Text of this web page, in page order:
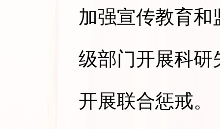
加强宣传教育
级部门开展科研
开展联合惩戒。